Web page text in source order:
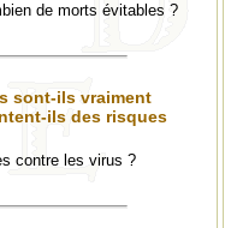
de morts évitables ?
sont-ils vraiment
ils des risques
contre les virus ?